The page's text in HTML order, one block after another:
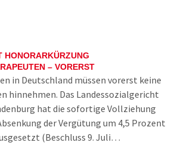
HONORARKÜRZUNG
– VORERST
in Deutschland müssen vorerst keine
hinnehmen. Das Landessozialgericht
hat die sofortige Vollziehung
der Vergütung um 4,5 Prozent
(Beschluss 9. Juli…